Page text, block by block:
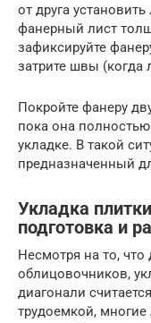
от друга
фанерный лист
зафиксируйте
затрите швы (когда
Покройте фанеру
пока она
укладке. В такой
предназначенный
Укладка
подготовка и
Несмотря на то,
облицовочников,
диагонали
трудоемкой,